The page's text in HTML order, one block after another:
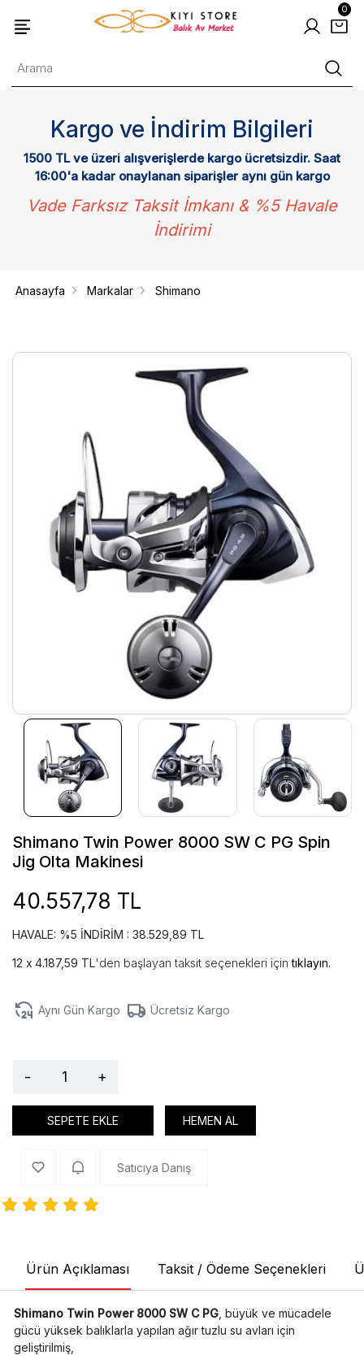
0
Kargo ve İndirim Bilgileri
1500 TL ve üzeri alışverişlerde kargo ücretsizdir. Saat
16:00'a kadar onaylanan siparişler aynı gün kargo
Vade Farksız Taksit İmkanı & %5 Havale
İndirimi
Anasayfa Markalar Shimano
Shimano Twin Power 8000 SW C PG Spin
Jig Olta Makinesi
40.557,78 TL
HAVALE: %5 İNDİRİM : 38.529,89 TL
4.187,59 TL'den başlayan taksit seçenekleri içintıklayın.
Aynı Gün Kargo Ücretsiz Kargo
- +
SEPETE EKLE HEMEN AL
Satıcıya Danış
Ürün Açıklaması Taksit / Ödeme Seçenekleri
Shimano Twin Power 8000 SW C PG, büyük ve mücadele
gücü yüksek balıklarla yapılan ağır tuzlu su avları için
geliştirilmiş,